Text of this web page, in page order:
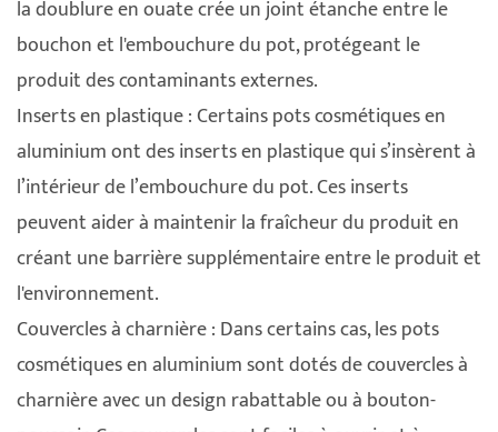
la doublure en ouate crée un joint étanche entre le
bouchon et l'embouchure du pot, protégeant le
produit des contaminants externes.
Inserts en plastique : Certains pots cosmétiques en
aluminium ont des inserts en plastique qui s’insèrent à
l’intérieur de l’embouchure du pot. Ces inserts
peuvent aider à maintenir la fraîcheur du produit en
créant une barrière supplémentaire entre le produit et
l'environnement.
Couvercles à charnière : Dans certains cas, les pots
cosmétiques en aluminium sont dotés de couvercles à
charnière avec un design rabattable ou à bouton-